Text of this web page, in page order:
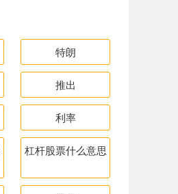
特朗
推出
利率
杠杆股票什么意思